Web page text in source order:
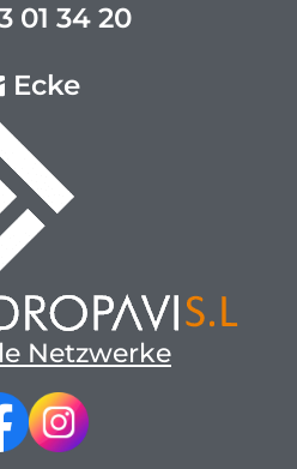
01 34 20
Ecke
Netzwerke